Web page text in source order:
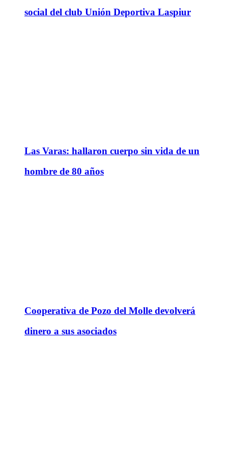
social del club Unión Deportiva Laspiur
Las Varas: hallaron cuerpo sin vida de un
hombre de 80 años
Cooperativa de Pozo del Molle devolverá
dinero a sus asociados